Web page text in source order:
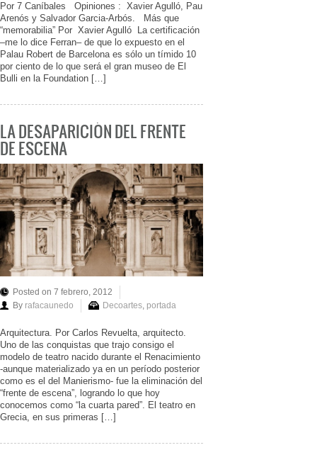
Por 7 Caníbales Opiniones : Xavier Agulló, Pau
Arenós y Salvador Garcia-Arbós. Más que
“memorabilia” Por Xavier Agulló La certificación
–me lo dice Ferran– de que lo expuesto en el
Palau Robert de Barcelona es sólo un tímido 10
por ciento de lo que será el gran museo de El
Bulli en la Foundation […]
LA DESAPARICIÓN DEL FRENTE
DE ESCENA
Posted on 7 febrero, 2012
By rafacaunedo Decoartes, portada
Arquitectura. Por Carlos Revuelta, arquitecto.
Uno de las conquistas que trajo consigo el
modelo de teatro nacido durante el Renacimiento
-aunque materializado ya en un período posterior
como es el del Manierismo- fue la eliminación del
“frente de escena”, logrando lo que hoy
conocemos como “la cuarta pared”. El teatro en
Grecia, en sus primeras […]